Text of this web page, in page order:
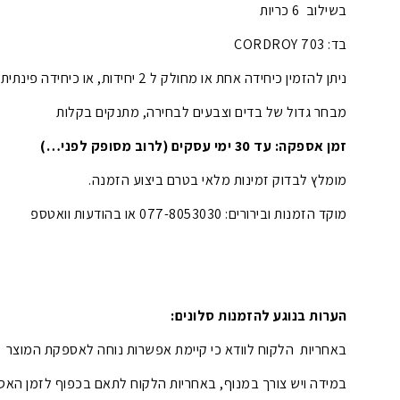
בשילוב 6 כריות
בד: CORDROY 703
ניתן להזמין כיחידה אחת או מחולק ל 2 יחידות, או כיחידה פינתית
מבחר גדול של בדים וצבעים לבחירה, מתנקים בקלות
זמן אספקה: עד 30 ימי עסקים (לרוב מסופק לפני…)
מומלץ לבדוק זמינות מלאי בטרם ביצוע הזמנה.
מוקד הזמנות ובירורים: 077-8053030 או בהודעות וואטספ
הערות בנוגע להזמנות סלונים:
באחריות הלקוח לוודא כי קיימת אפשרות נוחה לאספקת המוצר
במידה ויש צורך במנוף, באחריות הלקוח לתאם בכפוף לזמן